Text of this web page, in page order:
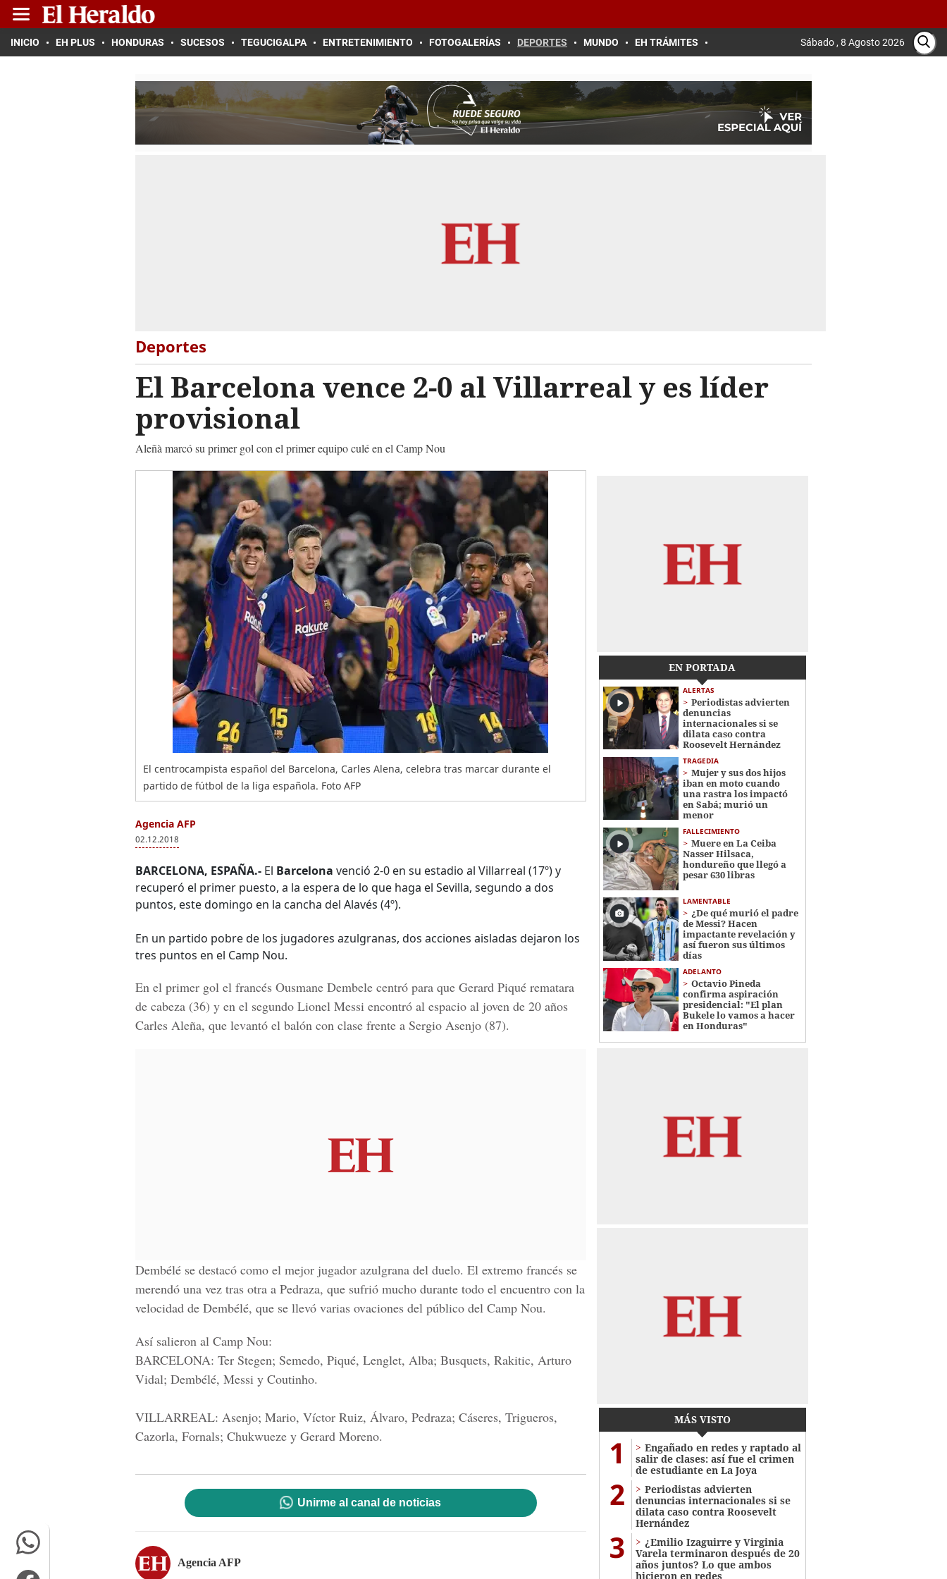
INICIO EH PLUS HONDURAS SUCESOS TEGUCIGALPA ENTRETENIMIENTO FOTOGALERÍAS DEPORTES MUNDO EH TRÁMITES Sábado , 8 Agosto 2026
Deportes
El Barcelona vence 2-0 al Villarreal y es líder
provisional
Aleñà marcó su primer gol con el primer equipo culé en el Camp Nou
El centrocampista español del Barcelona, Carles Alena, celebra tras marcar durante el
partido de fútbol de la liga española. Foto AFP
Agencia AFP
02.12.2018
BARCELONA, ESPAÑA.- El Barcelona venció 2-0 en su estadio al Villarreal (17º) y
recuperó el primer puesto, a la espera de lo que haga el Sevilla, segundo a dos
puntos, este domingo en la cancha del Alavés (4º).
En un partido pobre de los jugadores azulgranas, dos acciones aisladas dejaron los
tres puntos en el Camp Nou.
En el primer gol el francés Ousmane Dembele centró para que Gerard Piqué rematara
de cabeza (36) y en el segundo Lionel Messi encontró al espacio al joven de 20 años
Carles Aleña, que levantó el balón con clase frente a Sergio Asenjo (87).
Dembélé se destacó como el mejor jugador azulgrana del duelo. El extremo francés se
merendó una vez tras otra a Pedraza, que sufrió mucho durante todo el encuentro con la
velocidad de Dembélé, que se llevó varias ovaciones del público del Camp Nou.
Así salieron al Camp Nou:
BARCELONA: Ter Stegen; Semedo, Piqué, Lenglet, Alba; Busquets, Rakitic, Arturo
Vidal; Dembélé, Messi y Coutinho.
VILLARREAL: Asenjo; Mario, Víctor Ruiz, Álvaro, Pedraza; Cáseres, Trigueros,
Cazorla, Fornals; Chukwueze y Gerard Moreno.
Unirme al canal de noticias
Agencia AFP
EN PORTADA
ALERTAS
Periodistas advierten
denuncias
internacionales si se
dilata caso contra
Roosevelt Hernández
TRAGEDIA
Mujer y sus dos hijos
iban en moto cuando
una rastra los impactó
en Sabá; murió un
menor
FALLECIMIENTO
Muere en La Ceiba
Nasser Hilsaca,
hondureño que llegó a
pesar 630 libras
LAMENTABLE
¿De qué murió el padre
de Messi? Hacen
impactante revelación y
así fueron sus últimos
días
ADELANTO
Octavio Pineda
confirma aspiración
presidencial: "El plan
Bukele lo vamos a hacer
en Honduras"
MÁS VISTO
1
Engañado en redes y raptado al
salir de clases: así fue el crimen
de estudiante en La Joya
2
Periodistas advierten
denuncias internacionales si se
dilata caso contra Roosevelt
Hernández
3
¿Emilio Izaguirre y Virginia
Varela terminaron después de 20
años juntos? Lo que ambos
hicieron en redes